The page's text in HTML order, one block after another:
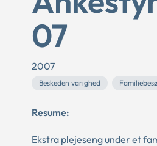
07
2007
Beskeden varighed
Resume:
Ekstra plejeseng under et